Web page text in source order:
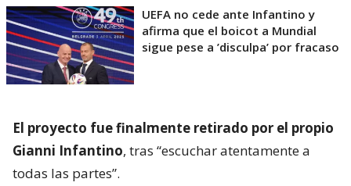
UEFA no cede ante Infantino y
afirma que el boicot a Mundial
sigue pese a ’disculpa’ por fracaso
El proyecto fue finalmente retirado por el propio
Gianni Infantino, tras “escuchar atentamente a
todas las partes”.